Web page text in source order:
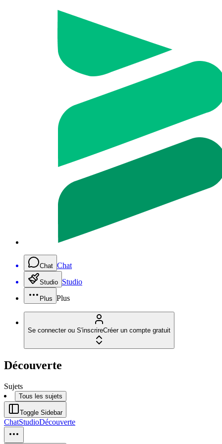
Chat Chat
Studio Studio
Plus Plus
Se connecter ou S'inscrireCréer un compte gratuit
Découverte
Sujets
Tous les sujets
Toggle Sidebar
ChatStudioDécouverte